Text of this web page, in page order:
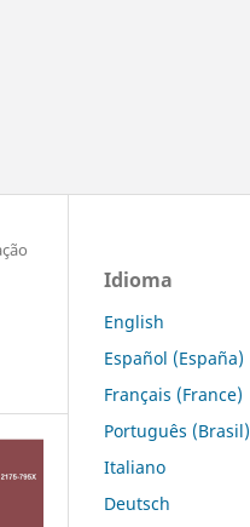
Idioma
English
Español (España)
Français (France)
Português (Brasil)
Italiano
Deutsch